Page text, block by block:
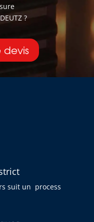
?
suit un process